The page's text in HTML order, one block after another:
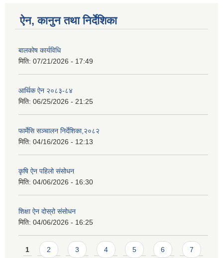
ऐन, कानुन तथा निर्देशिका
बालकोष कार्यविधि
मिति: 07/21/2026 - 17:49
आर्थिक ऐन २०८३-८४
मिति: 06/25/2026 - 21:25
फार्मेसि सञ्चालन निर्देशिका,२०८२
मिति: 04/16/2026 - 12:13
कृषि ऐन पहिलो संसोधन
मिति: 04/06/2026 - 16:30
शिक्षा ऐन दोस्रो संसोधन
मिति: 04/06/2026 - 16:25
Pages
1 2 3 4 5 6 7